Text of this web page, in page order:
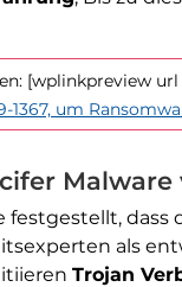
[wplinkpreview
1367, um
festgestellt, dass
als
Trojan